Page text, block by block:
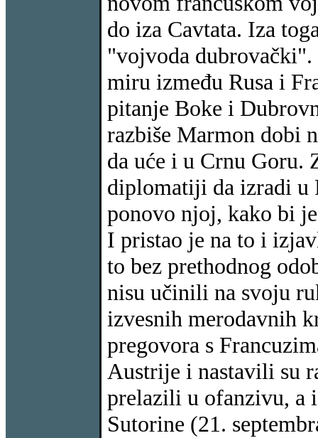
do iza Cavtata. Iza
"vojvoda dubrovački".
miru između Rusa i
pitanje Boke i
razbiše Marmon dobi
da uće i u Crnu Goru.
diplomatiji da izradi u
ponovo njoj, kako bi
I pristao je na to i
to bez prethodnog
nisu učinili na svoju
izvesnih merodavnih
pregovora s
Austrije i nastavili su
prelazili u ofanzivu, a i
Sutorine (21.